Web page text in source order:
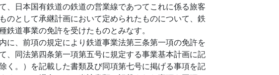
、日本国有鉄道の鉄道の営業線であつてこれに係る旅客
のとして承継計画において定められたものについて、鉄
道事業の免許を受けたものとみなす。
に、前項の規定により鉄道事業法第三条第一項の免許を
、同法第四条第一項第五号に規定する事業基本計画に記
く。）を記載した書類及び同項第七号に掲げる事項を記